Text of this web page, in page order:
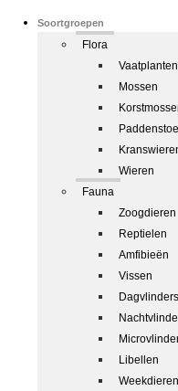
Soortgroepen
Flora
Vaatplanten
Mossen
Wieren
Fauna
Zoogdieren
Reptielen
Amfibieën
Vissen
Dagvlinders
Libellen
Weekdieren